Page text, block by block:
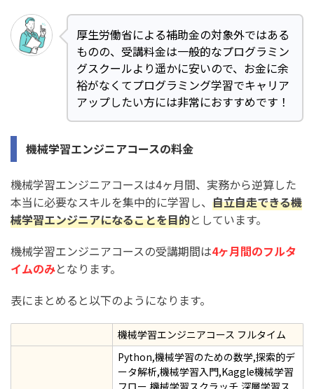
厚生労働省による補助金の対象外ではある
ものの、受講料金は一般的なプログラミン
グスクールより遥かに安いので、お金に余
裕がなくてプログラミング学習でキャリア
アップしたい方には非常におすすめです！
機械学習エンジニアコースの料金
機械学習エンジニアコースは4ヶ月間、実務から逆算した
本当に必要なスキルを集中的に学習し、 自立自走できる機
械学習エンジニアになることを目的としています。
機械学習エンジニアコースの受講期間は4ヶ月間のフルタ
イムのみとなります。
表にまとめると以下のようになります。
機械学習エンジニアコース フルタイム
Python,機械学習のための数学,探索的デ
ータ解析,機械学習入門,Kaggle機械学習
フロー,機械学習スクラッチ,深層学習ス